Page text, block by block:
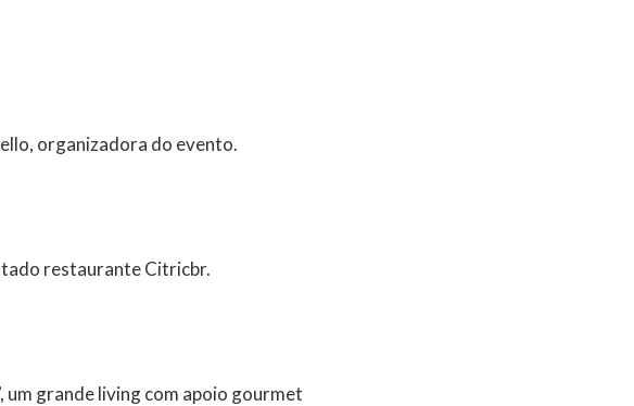
organizadora do evento.
restaurante Citricbr.
um grande living com apoio gourmet